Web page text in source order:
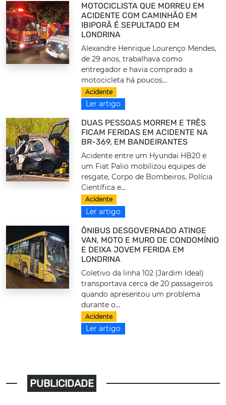
MOTOCICLISTA QUE MORREU EM
ACIDENTE COM CAMINHÃO EM
IBIPORÃ É SEPULTADO EM
LONDRINA
Alexandre Henrique Lourenço Mendes,
de 29 anos, trabalhava como
entregador e havia comprado a
motocicleta há poucos...
Acidente
Ler artigo
DUAS PESSOAS MORREM E TRÊS
FICAM FERIDAS EM ACIDENTE NA
BR-369, EM BANDEIRANTES
Acidente entre um Hyundai HB20 e
um Fiat Palio mobilizou equipes de
resgate, Corpo de Bombeiros, Polícia
Científica e...
Acidente
Ler artigo
ÔNIBUS DESGOVERNADO ATINGE
VAN, MOTO E MURO DE CONDOMÍNIO
E DEIXA JOVEM FERIDA EM
LONDRINA
Coletivo da linha 102 (Jardim Ideal)
transportava cerca de 20 passageiros
quando apresentou um problema
durante o...
Acidente
Ler artigo
PUBLICIDADE